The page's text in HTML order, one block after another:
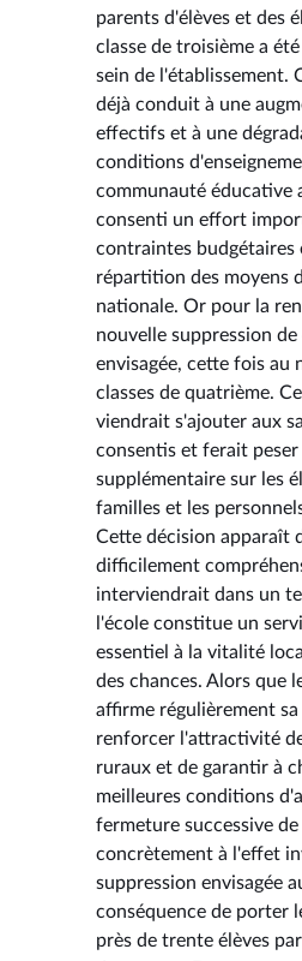
parents d'élèves et des
classe de troisième a
sein de l'établissement.
déjà conduit à une
effectifs et à une
conditions
communauté éducative
consenti un effort
contraintes budgétaires
répartition des moyens
nationale. Or pour la
nouvelle suppression de
envisagée, cette fois au
classes de quatrième.
viendrait s'ajouter aux
consentis et ferait peser
supplémentaire sur les
familles et les
Cette décision apparaît
difficilement
interviendrait dans un
l'école constitue un
essentiel à la vitalité
des chances. Alors que
affirme régulièrement
renforcer l'attractivité
ruraux et de garantir à
meilleures conditions
fermeture successive
concrètement à l'effet
suppression envisagée
conséquence de porter
près de trente élèves